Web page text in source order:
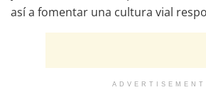
así a fomentar una cultura vial
ADVERTISEMENT